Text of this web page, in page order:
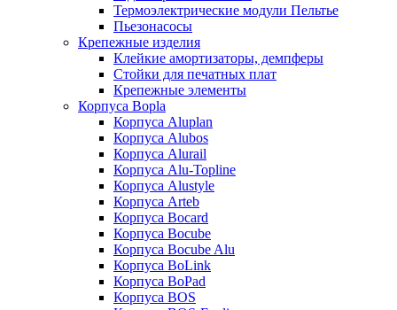
Термоэлектрические модули Пельтье
Пьезонасосы
Крепежные изделия
Клейкие амортизаторы, демпферы
Стойки для печатных плат
Крепежные элементы
Корпуса Bopla
Корпуса Aluplan
Корпуса Alubos
Корпуса Alurail
Корпуса Alu-Topline
Корпуса Alustyle
Корпуса Arteb
Корпуса Bocard
Корпуса Bocube
Корпуса Bocube Alu
Корпуса BoLink
Корпуса BoPad
Корпуса BOS